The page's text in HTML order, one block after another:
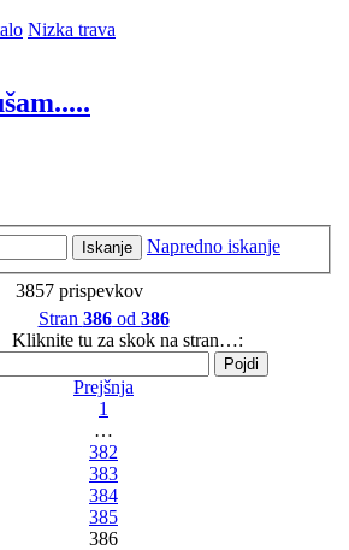
Nizka trava
Iskanje Napredno iskanje
3857 prispevkov
Stran 386od 386
Kliknite tu za skok na stran…:
Prejšnja
1
…
382
383
384
385
386